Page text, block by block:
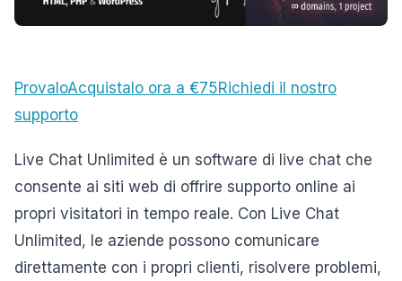
ProvaloAcquistalo ora a €75Richiedi il nostro
supporto
Live Chat Unlimited è un software di live chat che
consente ai siti web di offrire supporto online ai
propri visitatori in tempo reale. Con Live Chat
Unlimited, le aziende possono comunicare
direttamente con i propri clienti, risolvere problemi,